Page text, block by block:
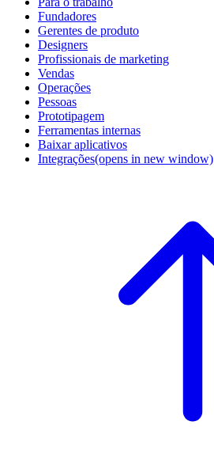
Fundadores
Gerentes de produto
Designers
Profissionais de marketing
Vendas
Operações
Pessoas
Prototipagem
Ferramentas internas
Baixar aplicativos
Integrações(opens in new window)